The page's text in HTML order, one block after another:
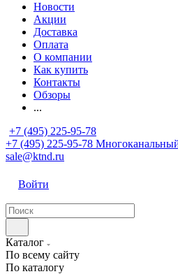
Новости
Акции
Доставка
Оплата
О компании
Как купить
Контакты
Обзоры
...
+7 (495) 225-95-78
+7 (495) 225-95-78
sale@ktnd.ru
Войти
Каталог
По всему сайту
По каталогу